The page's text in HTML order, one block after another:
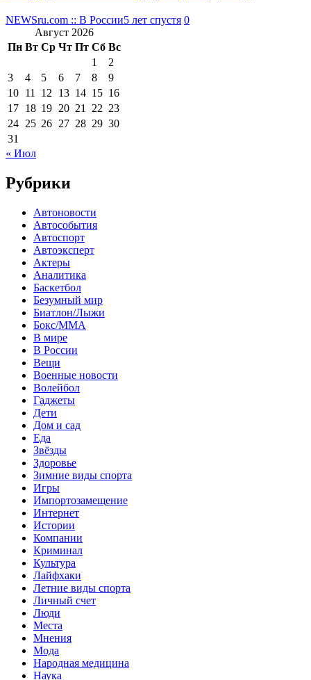
NEWSru.com :: В России5 лет спустя 0
Август 2026
Пн Вт Ср Чт Пт Сб Вс
1
2
3
4 5 6 7 8
9
10 11 12 13 14 15 16
17 18 19 20 21 22 23
24 25 26 27 28 29 30
31
« Июл
Рубрики
Автоновости
Автособытия
Автоспорт
Автоэксперт
Актеры
Аналитика
Баскетбол
Безумный мир
Биатлон/Лыжи
Бокс/MMA
В мире
В России
Вещи
Военные новости
Волейбол
Гаджеты
Дети
Дом и сад
Еда
Звёзды
Здоровье
Зимние виды спорта
Игры
Импортозамещение
Интернет
Истории
Компании
Криминал
Культура
Лайфхаки
Летние виды спорта
Личный счет
Люди
Места
Мнения
Мода
Народная медицина
Наука